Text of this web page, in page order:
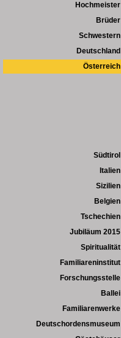
Hochmeister
Brüder
Schwestern
Deutschland
Österreich
Südtirol
Italien
Sizilien
Belgien
Tschechien
Jubiläum 2015
Spiritualität
Familiareninstitut
Forschungsstelle
Ballei
Familiarenwerke
Deutschordensmuseum